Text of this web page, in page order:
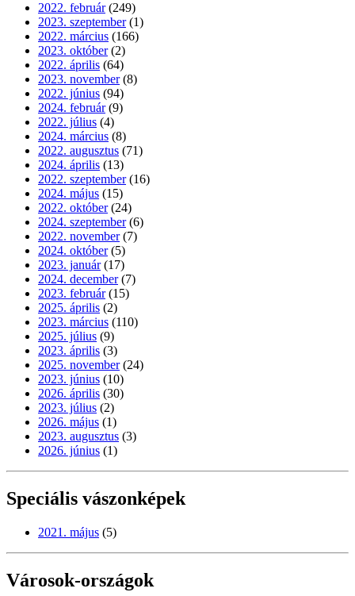
2022. február (249)
2023. szeptember (1)
2022. március (166)
2023. október (2)
2022. április (64)
2023. november (8)
2022. június (94)
2024. február (9)
2022. július (4)
2024. március (8)
2022. augusztus (71)
2024. április (13)
2022. szeptember (16)
2024. május (15)
2022. október (24)
2024. szeptember (6)
2022. november (7)
2024. október (5)
2023. január (17)
2024. december (7)
2023. február (15)
2025. április (2)
2023. március (110)
2025. július (9)
2023. április (3)
2025. november (24)
2023. június (10)
2026. április (30)
2023. július (2)
2026. május (1)
2023. augusztus (3)
2026. június (1)
Speciális vászonképek
2021. május (5)
Városok-országok